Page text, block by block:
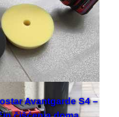
Avantgarde S4 –